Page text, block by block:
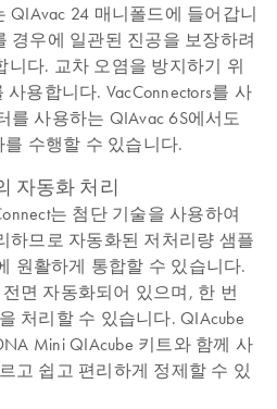
QIAvac 24 매니폴드에 들어갑니
경우에 일관된 진공을 보장하려
니다. 교차 오염을 방지하기 위
사용합니다. VacConnectors를 사
를 사용하는 QIAvac 6S에서도
수행할 수 있습니다.
자동화 처리
는 첨단 기술을 사용하여
하므로 자동화된 저처리량 샘플
원활하게 통합할 수 있습니다.
면 자동화되어 있으며, 한 번
처리할 수 있습니다. QIAcube
Mini QIAcube 키트와 함께 사
고 쉽고 편리하게 정제할 수 있